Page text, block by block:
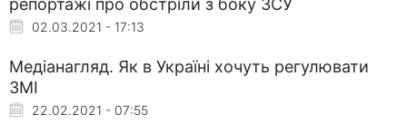
репортажі про обстріли з боку ЗСУ
02.03.2021 - 17:13
Медіанагляд. Як в Україні хочуть регулювати
ЗМІ
22.02.2021 - 07:55